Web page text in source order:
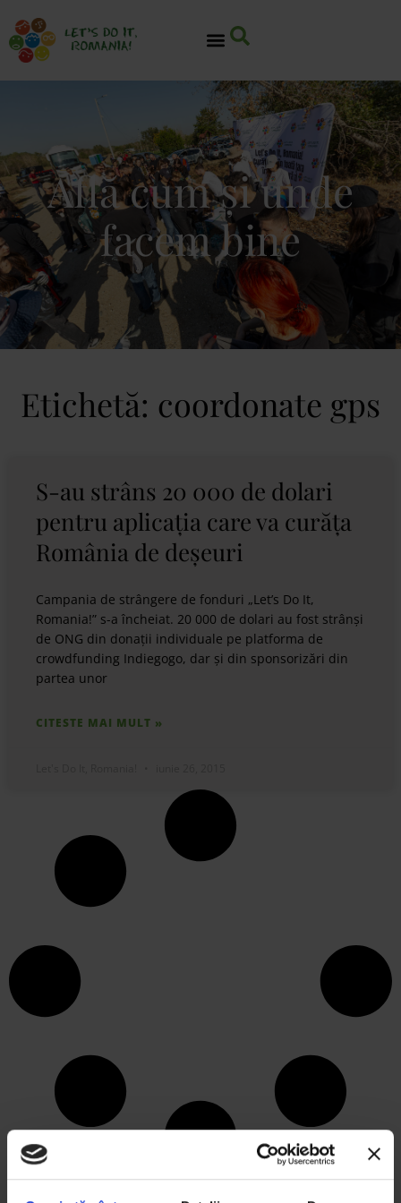
Află cum și unde
facem bine
Etichetă: coordonate gps
S-au strâns 20 000 de dolari
pentru aplicația care va curăța
România de deșeuri
Campania de strângere de fonduri „Let’s Do It,
Romania!” s-a încheiat. 20 000 de dolari au fost strânși
de ONG din donații individuale pe platforma de
crowdfunding Indiegogo, dar și din sponsorizări din
partea unor
CITESTE MAI MULT »